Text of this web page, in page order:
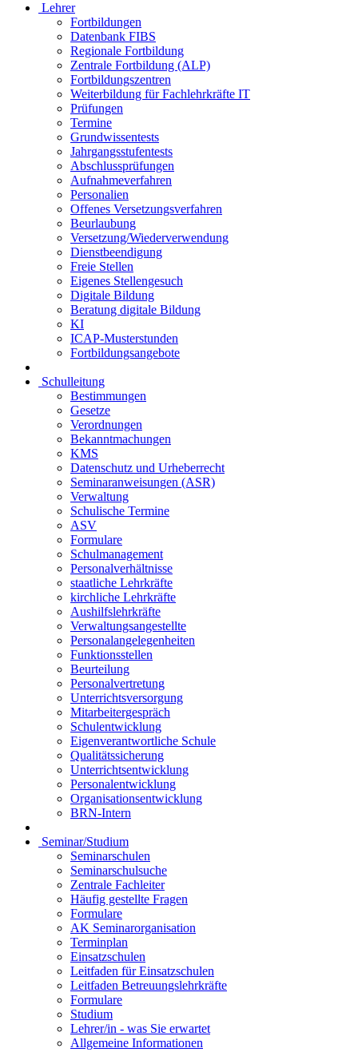
Lehrer
Fortbildungen
Datenbank FIBS
Regionale Fortbildung
Zentrale Fortbildung (ALP)
Fortbildungszentren
Weiterbildung für Fachlehrkräfte IT
Prüfungen
Termine
Grundwissentests
Jahrgangsstufentests
Abschlussprüfungen
Aufnahmeverfahren
Personalien
Offenes Versetzungsverfahren
Beurlaubung
Versetzung/Wiederverwendung
Dienstbeendigung
Freie Stellen
Eigenes Stellengesuch
Digitale Bildung
Beratung digitale Bildung
KI
ICAP-Musterstunden
Fortbildungsangebote
Schulleitung
Bestimmungen
Gesetze
Verordnungen
Bekanntmachungen
KMS
Datenschutz und Urheberrecht
Seminaranweisungen (ASR)
Verwaltung
Schulische Termine
ASV
Formulare
Schulmanagement
Personalverhältnisse
staatliche Lehrkräfte
kirchliche Lehrkräfte
Aushilfslehrkräfte
Verwaltungsangestellte
Personalangelegenheiten
Funktionsstellen
Beurteilung
Personalvertretung
Unterrichtsversorgung
Mitarbeitergespräch
Schulentwicklung
Eigenverantwortliche Schule
Qualitätssicherung
Unterrichtsentwicklung
Personalentwicklung
Organisationsentwicklung
BRN-Intern
Seminar/Studium
Seminarschulen
Seminarschulsuche
Zentrale Fachleiter
Häufig gestellte Fragen
Formulare
AK Seminarorganisation
Terminplan
Einsatzschulen
Leitfaden für Einsatzschulen
Leitfaden Betreuungslehrkräfte
Formulare
Studium
Lehrer/in - was Sie erwartet
Allgemeine Informationen